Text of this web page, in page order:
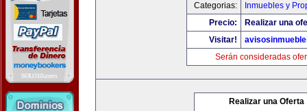
Categorias:
Inmuebles y
Precio:
Realizar una
Visitar!
Serán consideradas
Realizar una Oferta